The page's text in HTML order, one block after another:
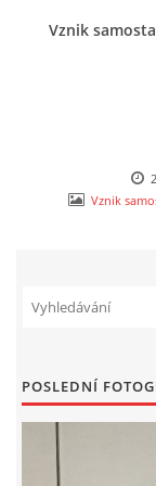
VZDĚLÁVACÍ
VZDĚLÁVACÍ
VZDĚLÁVACÍ BLOK
VZDĚLÁVACÍ BLOK
Vznik
Vznik
POSLEDNÍ